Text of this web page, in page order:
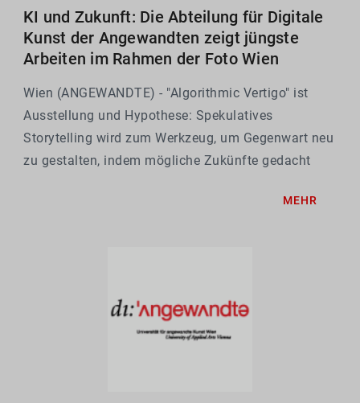
KI und Zukunft: Die Abteilung für Digitale
Kunst der Angewandten zeigt jüngste
Arbeiten im Rahmen der Foto Wien
Wien (ANGEWANDTE) - "Algorithmic Vertigo" ist
Ausstellung und Hypothese: Spekulatives
Storytelling wird zum Werkzeug, um Gegenwart neu
zu gestalten, indem mögliche Zukünfte gedacht
verhandeln die Arbeiten Spannungen zwischen
MEHR